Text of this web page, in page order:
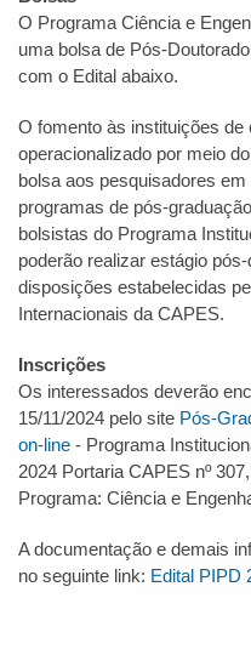
O Programa Ciência e
uma bolsa de Pós-
com o Edital abaixo.
O fomento às instituições
operacionalizado por meio
bolsa aos pesquisadores
programas de pós-
bolsistas do Programa
poderão realizar estágio
disposições estabelecidas
Internacionais da CAPES.
Inscrições
Os interessados deverão
15/11/2024 pelo site Pós-
on-line - Programa
2024 Portaria CAPES nº
Programa: Ciência e
A documentação e demais
no seguinte link: Edital PIPD